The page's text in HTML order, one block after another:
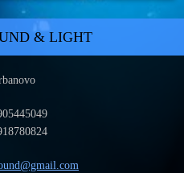
& LIGHT
@gmail.com